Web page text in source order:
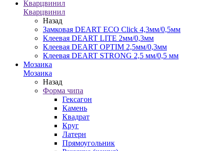
Кварцвинил
Кварцвинил
Назад
Замковая DEART ECO Click 4,3мм/0,5мм
Клеевая DEART LITE 2мм/0,3мм
Клеевая DEART OPTIM 2,5мм/0,3мм
Клеевая DEART STRONG 2,5 мм/0,5 мм
Мозаика
Мозаика
Назад
Форма чипа
Гексагон
Камень
Квадрат
Круг
Латерн
Прямоугольник